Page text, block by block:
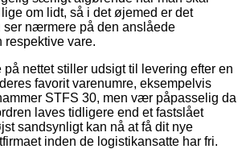
om lidt, så i det øjemed er det
ser nærmere på den anslåede
respektive vare.
på nettet stiller udsigt til levering efter en
favorit varenumre, eksempelvis
STFS 30, men vær påpasselig da
laves tidligere end et fastslået
sandsynligt kan nå at få dit nye
inden de logistikansatte har fri.